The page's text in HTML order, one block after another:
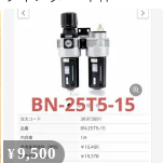
¥ 9,500